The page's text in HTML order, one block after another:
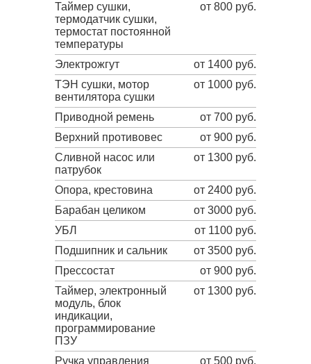
Таймер сушки,
термодатчик сушки,
термостат постоянной
температуры
от 800 руб.
Электрожгут
от 1400 руб.
ТЭН сушки, мотор
вентилятора сушки
от 1000 руб.
Приводной ремень
от 700 руб.
Верхний противовес
от 900 руб.
Сливной насос или
патрубок
от 1300 руб.
Опора, крестовина
от 2400 руб.
Барабан целиком
от 3000 руб.
УБЛ
от 1100 руб.
Подшипник и сальник
от 3500 руб.
Прессостат
от 900 руб.
Таймер, электронный
модуль, блок
индикации,
программирование
ПЗУ
от 1300 руб.
Ручка управления от 500 руб.